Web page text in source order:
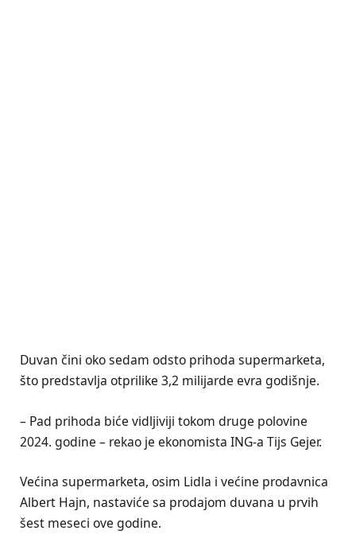
Duvan čini oko sedam odsto prihoda supermarketa,
što predstavlja otprilike 3,2 milijarde evra godišnje.
– Pad prihoda biće vidljiviji tokom druge polovine
2024. godine – rekao je ekonomista ING-a Tijs Gejer.
Većina supermarketa, osim Lidla i većine prodavnica
Albert Hajn, nastaviće sa prodajom duvana u prvih
šest meseci ove godine.